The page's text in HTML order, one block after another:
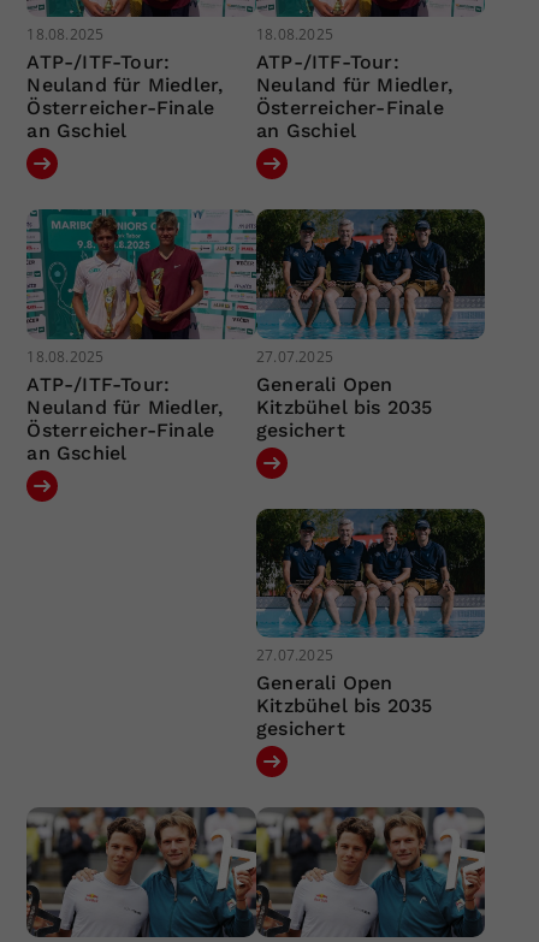
18.08.2025
ATP-/ITF-Tour:
Neuland für Miedler,
Österreicher-Finale
an Gschiel
18.08.2025
ATP-/ITF-Tour:
Neuland für Miedler,
Österreicher-Finale
an Gschiel
18.08.2025
ATP-/ITF-Tour:
Neuland für Miedler,
Österreicher-Finale
an Gschiel
27.07.2025
Generali Open
Kitzbühel bis 2035
gesichert
27.07.2025
Generali Open
Kitzbühel bis 2035
gesichert